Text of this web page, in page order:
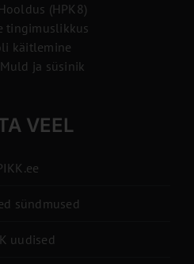
(HPK8)
tingimuslikkus
käitlemine
ja süsinik
VEEL
sündmused
uudised